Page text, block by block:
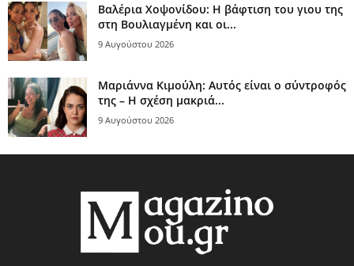
Βαλέρια Χοψονίδου: Η βάφτιση του γιου της
στη Βουλιαγμένη και οι...
9 Αυγούστου 2026
Μαριάννα Κιμούλη: Αυτός είναι ο σύντροφός
της – Η σχέση μακριά...
9 Αυγούστου 2026